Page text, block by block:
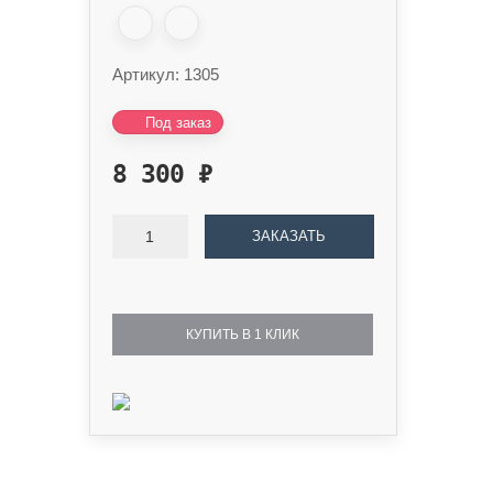
Артикул: 1305
Под заказ
8 300 ₽
ЗАКАЗАТЬ
КУПИТЬ В 1 КЛИК